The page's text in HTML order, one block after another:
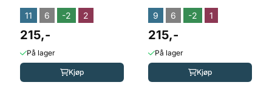
11 6 -2 2
215,-
På lager
Kjøp
9 6 -2 1
215,-
På lager
Kjøp